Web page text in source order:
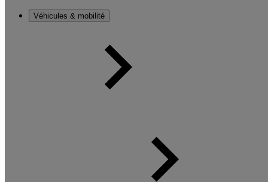
Véhicules & mobilité